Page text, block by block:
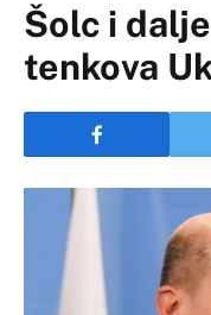
Šolc i
tenkova